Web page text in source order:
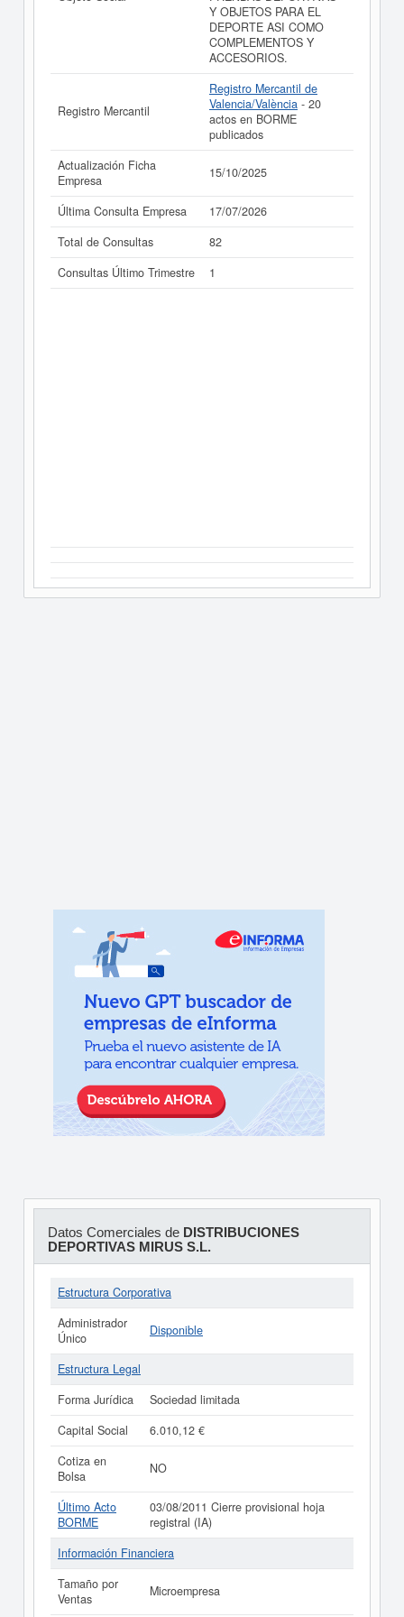
Y OBJETOS PARA EL
DEPORTE ASI COMO
COMPLEMENTOS Y
ACCESORIOS.
Registro Mercantil
Registro Mercantil de
Valencia/València - 20
actos en BORME
publicados
Actualización Ficha
Empresa
15/10/2025
Última Consulta Empresa
17/07/2026
Total de Consultas
82
Consultas Último Trimestre
1
Datos Comerciales de DISTRIBUCIONES
DEPORTIVAS MIRUS S.L.
Estructura Corporativa
Administrador
Único
Disponible
Estructura Legal
Forma Jurídica
Sociedad limitada
Capital Social
6.010,12 €
Cotiza en
Bolsa
NO
Último Acto
BORME
03/08/2011 Cierre provisional hoja
registral (IA)
Información Financiera
Tamaño por
Ventas
Microempresa